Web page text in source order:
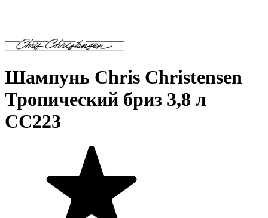
Шампунь Chris Christensen
Тропический бриз 3,8 л
CC223